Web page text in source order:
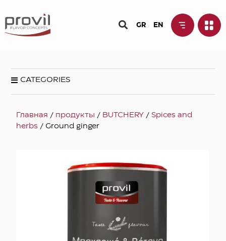
GR EN
CATEGORIES
Главная / продукты / BUTCHERY / Spices and
herbs / Ground ginger